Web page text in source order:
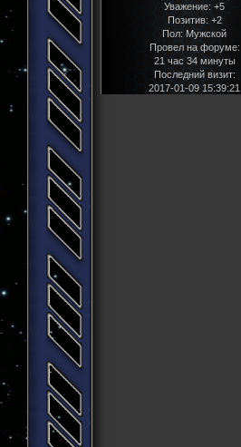
Уважение: +5
Позитив: +2
Пол: Мужской
Провел на форуме:
21 час 34 минуты
Последний визит:
2017-01-09 15:39:21